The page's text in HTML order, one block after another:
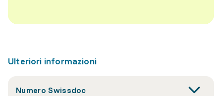
Ulteriori informazioni
Numero Swissdoc